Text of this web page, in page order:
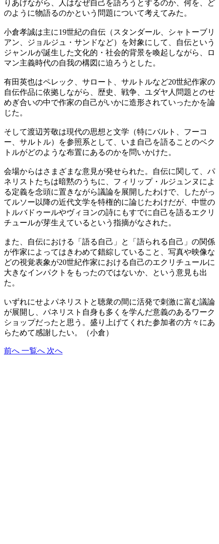
りあげながら、人はなぜ自己を語ろうとするのか、何を、ど
のように物語るのかという問題について考えてみた。
小倉孝誠は主に19世紀の自伝（スタンダール、シャトーブリ
アン、ジョルジュ・サンドなど）を対象にして、自伝という
ジャンルが誕生した文化的・社会的背景を喚起しながら、ロ
マン主義時代の自我の構図に迫ろうとした。
有田英也はペレック、サロート、サルトルなど20世紀作家の
自伝作品に依拠しながら、歴史、戦争、ユダヤ人問題とのせ
めぎ合いの中で作家の自己がいかに造形されていったかを論
じた。
そして渡辺芳敬は現代の思想と文学（特にバルト、フーコ
ー、サルトル）を参照系として、いま自己を語ることのベク
トルがどのような布置にあるのかを問いかけた。
会場からはさまざまな意見が発せられた。自伝に関して、パ
ネリストたちは暗黙のうちに、フィリップ・ルジュンヌによ
る定義を念頭に置きながら議論を展開したわけで、したがっ
てルソー以降の近代文学を特権的に論じたわけだが、中世の
トルバドゥールやヴィヨンの詩にもすでに自己を語るエクリ
チュールが芽生えているという指摘がなされた。
また、自伝における「語る自己」と「語られる自己」の関係
が作家によってはきわめて錯綜していること、写真や映像な
どの視覚表象が20世紀作家における自己のエクリチュールに
大きなインパクトをもったのではないか、という意見も出
た。
いずれにせよパネリストと聴衆の間に活発で刺激に富む議論
が展開し、パネリスト自身も多くを学んだ意義のあるワーク
ショップだったと思う。盛り上げてくれた参加者の方々にあ
らためて感謝したい。（小倉）
前へ 一覧へ 次へ